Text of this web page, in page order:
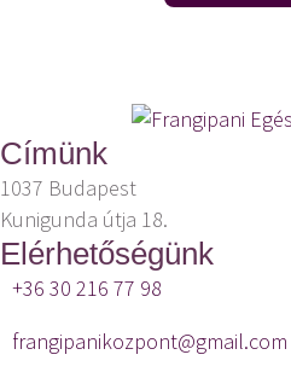
Címünk
1037 Budapest
Kunigunda útja 18.
Elérhetőségünk
+36 30 216 77 98
frangipanikozpont@gmail.com